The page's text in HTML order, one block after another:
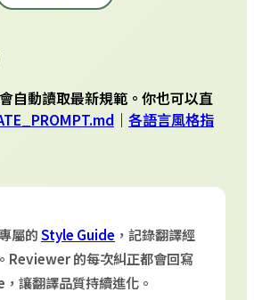
自動讀取最新規範。你也可以直
｜ 各語言風格指
屬的Style Guide ，記錄翻譯經
Reviewer 的每次糾正都會回寫
讓翻譯品質持續進化。